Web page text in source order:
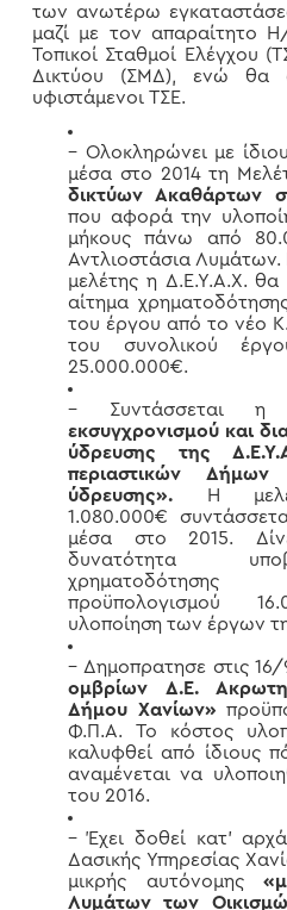
των ανωτέρω
μαζί με τον απαραίτητο
Τοπικοί Σταθμοί Ελέγχου
Δικτύου (ΣΜΔ), ενώ θα
υφιστάμενοι ΤΣΕ.
– Ολοκληρώνει με
μέσα στο 2014 τη
δικτύων Ακαθάρτων
που αφορά την
μήκους πάνω από
Αντλιοστάσια
μελέτης η Δ.Ε.Υ.Α.Χ. θα
αίτημα
του έργου από το νέο
του συνολικού
25.000.000€.
– Συντάσσεται
εκσυγχρονισμού και
ύδρευσης της
περιαστικών
ύδρευσης».
Η
1.080.000€
μέσα στο 2015.
δυνατότητα
προϋπολογισμού
υλοποίηση των έργων
– Δημοπρατησε στις
ομβρίων Δ.Ε.
Δήμου Χανίων»
Φ.Π.Α. Το κόστος
καλυφθεί από ίδιους
αναμένεται να
του 2016.
– Έχει δοθεί κατ’
Δασικής Υπηρεσίας
μικρής αυτόνομης
Λυμάτων των